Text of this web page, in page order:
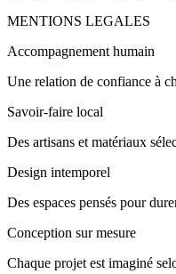
MENTIONS LEGALES
Accompagnement humain
Une relation de confiance à
Savoir-faire local
Des artisans et matériaux
Design intemporel
Des espaces pensés pour
Conception sur mesure
Chaque projet est imaginé